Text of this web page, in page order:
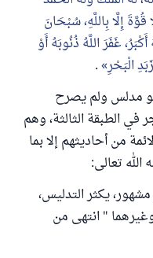
إِلَّا بِاللَّهِ، سُبْحَانَ
أَكْبَرُ، غَفَرَ اللَّهُ ذُنُوبَهُ أَوْ
الْبَحْرِ .
مدلس ولم يصرح
الطبقة الثالثة، وهم
من أحاديثهم إلا بما
تعالى:
يكثر التدليس،
" انتهى من